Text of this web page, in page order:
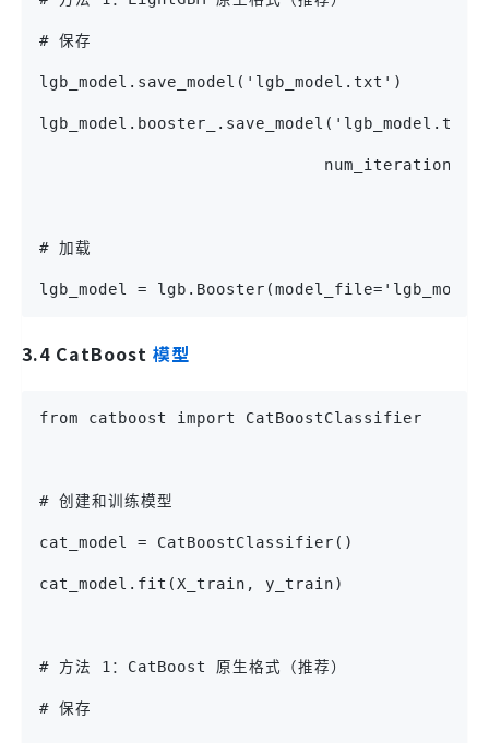
# 保存
lgb_model.save_model('lgb_model.txt')      # 文
# 加载
lgb_model =
3.4 CatBoost 模型
from catboost import CatBoostClassifier
# 创建和训练模型
cat_model = CatBoostClassifier()
cat_model.fit(X_train, y_train)
# 方法 1：CatBoost 原生格式（推荐）
# 保存